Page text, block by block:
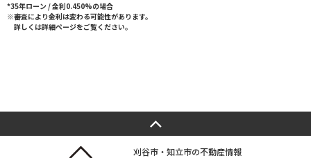
*35年ローン / 金利0.450%の場合
※審査により金利は変わる可能性があります。
詳しくは詳細ページをご覧ください。
刈谷市・知立市の不動産情報